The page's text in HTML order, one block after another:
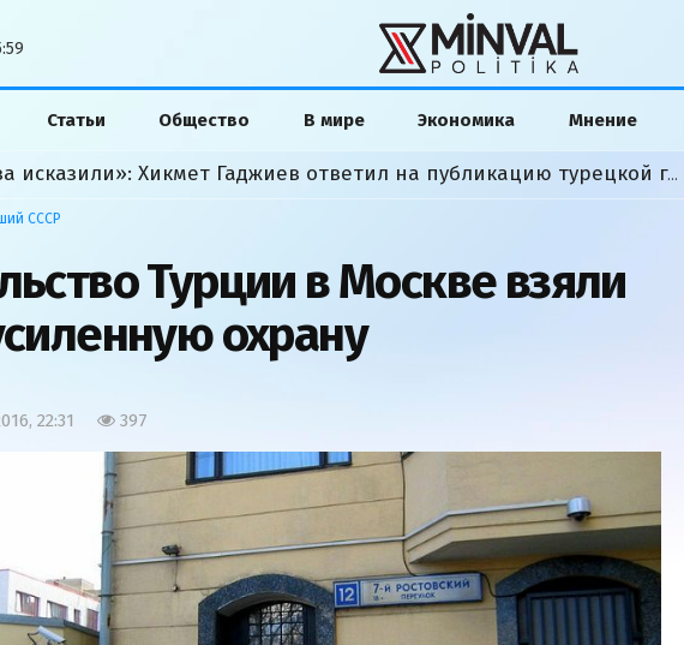
Статьи Общество В мире Экономика Мнение
«Слова исказили»: Хикмет Гаджиев ответил на публикацию турецкой газеты
СССР
Турции в Москве взяли
охрану
22:31 397